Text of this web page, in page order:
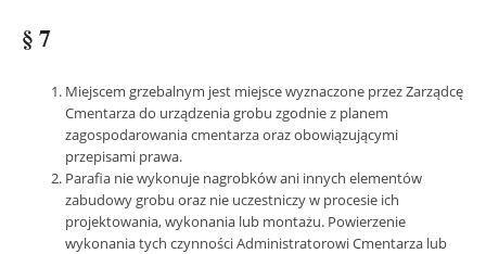
§ 7
Miejscem grzebalnym jest miejsce wyznaczone przez Zarządcę
Cmentarza do urządzenia grobu zgodnie z planem
zagospodarowania cmentarza oraz obowiązującymi
przepisami prawa.
Parafia nie wykonuje nagrobków ani innych elementów
zabudowy grobu oraz nie uczestniczy w procesie ich
projektowania, wykonania lub montażu. Powierzenie
wykonania tych czynności Administratorowi Cmentarza lub